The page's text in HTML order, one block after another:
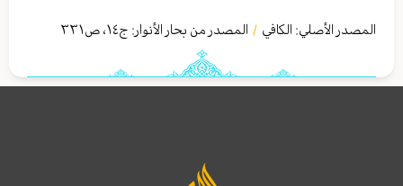
المصدر الأصلي: الكافي / المصدر من بحار الأنوار: ج١٤، ص٣٣١